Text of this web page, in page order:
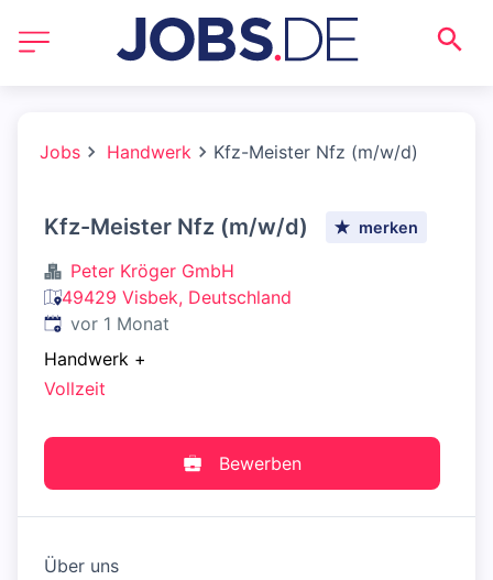
Jobs Handwerk Kfz-Meister Nfz (m/w/d)
Kfz-Meister Nfz (m/w/d) merken
Peter Kröger GmbH
49429 Visbek, Deutschland
Veröffentlicht:
vor 1 Monat
Handwerk +
Vollzeit
Bewerben
Über uns